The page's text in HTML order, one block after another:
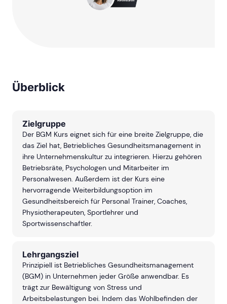
Überblick
Zielgruppe
Der BGM Kurs eignet sich für eine breite Zielgruppe, die
das Ziel hat, Betriebliches Gesundheitsmanagement in
ihre Unternehmenskultur zu integrieren. Hierzu gehören
Betriebsräte, Psychologen und Mitarbeiter im
Personalwesen. Außerdem ist der Kurs eine
hervorragende Weiterbildungsoption im
Gesundheitsbereich für Personal Trainer, Coaches,
Physiotherapeuten, Sportlehrer und
Sportwissenschaftler.
Lehrgangsziel
Prinzipiell ist Betriebliches Gesundheitsmanagement
(BGM) in Unternehmen jeder Größe anwendbar. Es
trägt zur Bewältigung von Stress und
Arbeitsbelastungen bei. Indem das Wohlbefinden der